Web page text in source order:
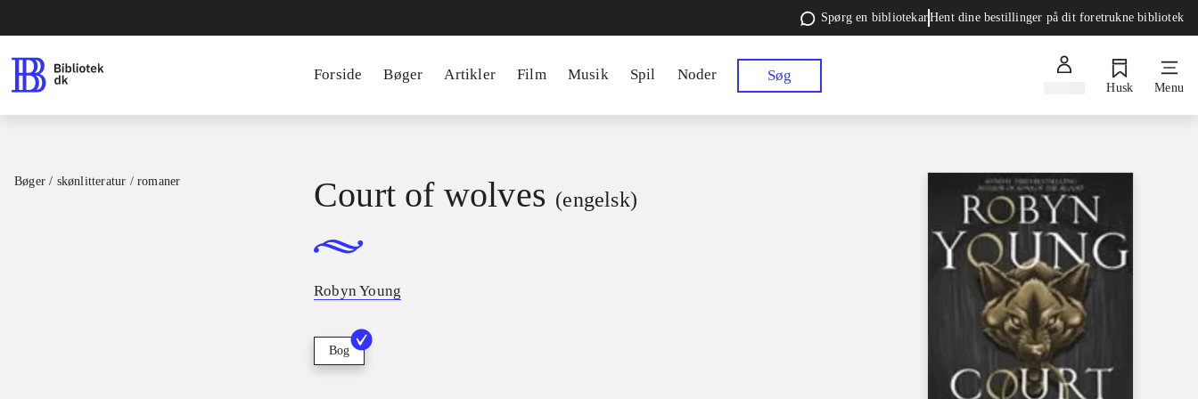
Spørg en bibliotekarHent dine bestillinger på dit foretrukne bibliotek
Forside Bøger Artikler Film Musik Spil Noder Søg
Husk Menu
Bøger / skønlitteratur / romaner Court of wolves (engelsk)
Robyn Young
Bog